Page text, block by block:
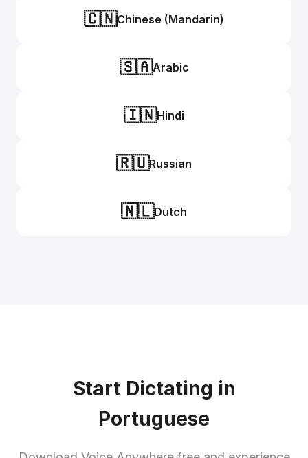
🇨🇳Chinese (Mandarin)
🇸🇦Arabic
🇮🇳Hindi
🇷🇺Russian
🇳🇱Dutch
Start Dictating in
Portuguese